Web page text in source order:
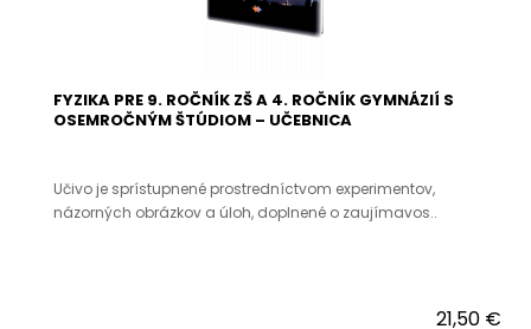
FYZIKA PRE 9. ROČNÍK ZŠ A 4. ROČNÍK GYMNÁZIÍ S
OSEMROČNÝM ŠTÚDIOM – UČEBNICA
Učivo je sprístupnené prostredníctvom experimentov,
názorných obrázkov a úloh, doplnené o zaujímavos..
21,50 €